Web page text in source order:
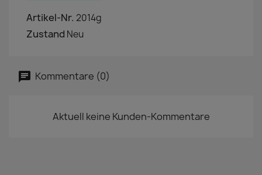
Artikel-Nr. 2014g
Zustand Neu
Kommentare (0)
Aktuell keine Kunden-Kommentare